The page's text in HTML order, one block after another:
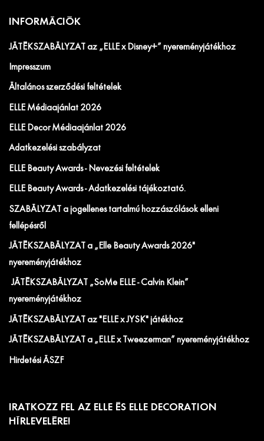
INFORMÁCIÓK
JÁTÉKSZABÁLYZAT az „ELLE x Disney+” nyereményjátékhoz
Impresszum
Általános szerződési feltételek
ELLE Médiaajánlat 2026
ELLE Decor Médiaajánlat 2026
Adatkezelési szabályzat
ELLE Beauty Awards - Nevezési feltételek
ELLE Beauty Awards - Adatkezelési tájékoztató.
SZABÁLYZAT a jogellenes tartalmú hozzászólások elleni
fellépésről
JÁTÉKSZABÁLYZAT a „Elle Beauty Awards 2026"
nyereményjátékhoz
JÁTÉKSZABÁLYZAT „SoMe ELLE - Calvin Klein”
nyereményjátékhoz
JÁTÉKSZABÁLYZAT az "ELLE x JYSK" játékhoz
JÁTÉKSZABÁLYZAT a „ELLE x Tweezerman” nyereményjátékhoz
Hirdetési ÁSZF
IRATKOZZ FEL AZ ELLE ÉS ELLE DECORATION
HÍRLEVELÉRE!